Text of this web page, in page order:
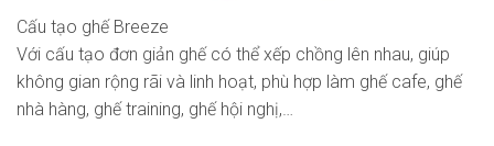
Cấu tạo ghế Breeze
Với cấu tạo đơn giản ghế có thể xếp chồng lên nhau, giúp
không gian rộng rãi và linh hoạt, phù hợp làm ghế cafe, ghế
nhà hàng, ghế training, ghế hội nghị,…